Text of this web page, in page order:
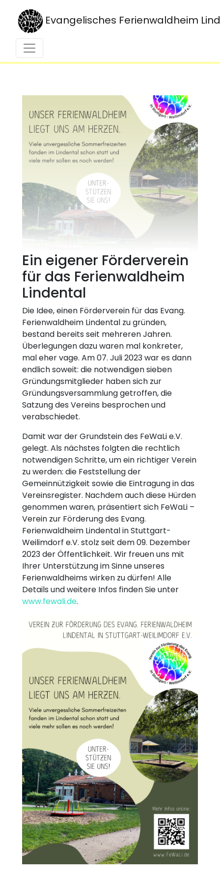
Evangelisches Ferienwaldheim
Ein eigener Förderverein
für das Ferienwaldheim
Lindental
Die Idee, einen Förderverein für das Evang.
Ferienwaldheim Lindental zu gründen,
bestand bereits seit mehreren Jahren.
Überlegungen dazu waren mal konkreter,
mal eher vage. Am 07. Juli 2023 war es dann
endlich soweit: die notwendigen sieben
Gründungsmitglieder haben sich zur
Gründungsversammlung getroffen, die
Satzung des Vereins besprochen und
verabschiedet.
Damit war der Grundstein des FeWaLi e.V.
gelegt. Als nächstes folgten die rechtlich
notwendigen Schritte, um ein richtiger Verein
zu werden: die Feststellung der
Gemeinnützigkeit sowie die Eintragung in das
Vereinsregister. Nachdem auch diese Hürden
genommen waren, präsentiert sich FeWaLi –
Verein zur Förderung des Evang.
Ferienwaldheim Lindental in Stuttgart-
Weilimdorf e.V. stolz seit dem 09. Dezember
2023 der Öffentlichkeit. Wir freuen uns mit
Ihrer Unterstützung im Sinne unseres
Ferienwaldheims wirken zu dürfen! Alle
Details und weitere Infos finden Sie unter
www.fewali.de.